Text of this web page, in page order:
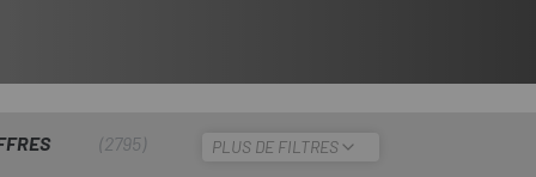
2795 PLUS DE FILTRES